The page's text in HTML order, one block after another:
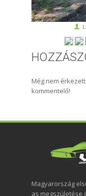
Még nem
kommentelő!
Magyarország
as megszületése